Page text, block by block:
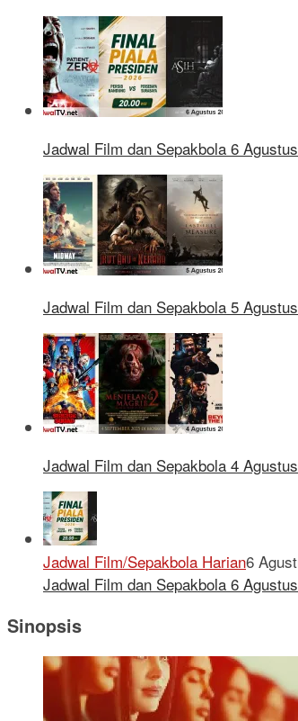
Jadwal Film dan Sepakbola 6
Jadwal Film dan Sepakbola 5
Jadwal Film dan Sepakbola 4
Jadwal Film/Sepakbola Harian6
Jadwal Film dan Sepakbola 6
Sinopsis